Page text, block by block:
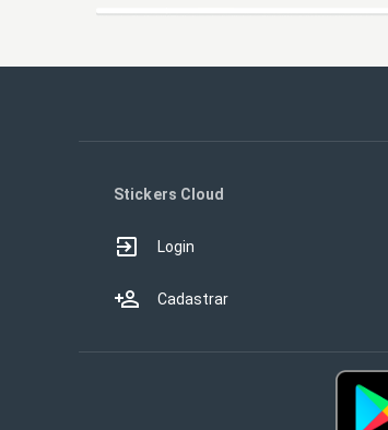
Stickers Cloud
Login
Cadastrar